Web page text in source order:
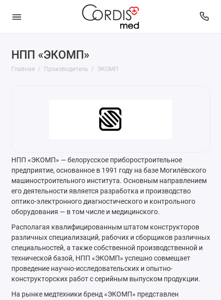
НПП «ЭКОМП»
Главная Производитель ЭКОМП
НПП «ЭКОМП» — белорусское приборостроительное
предприятие, основанное в 1991 году на базе Могилёвского
машиностроительного института. Основным направлением
его деятельности является разработка и производство
оптико-электронного диагностического и контрольного
оборудования — в том числе и медицинского.
Располагая квалифицированным штатом конструкторов
различных специализаций, рабочих и сборщиков различных
специальностей, а также собственной производственной и
технической базой, НПП «ЭКОМП» успешно совмещает
проведение научно-исследовательских и опытно-
конструкторских работ с серийным выпуском продукции.
На рынке медтехники бренд «ЭКОМП» представлен